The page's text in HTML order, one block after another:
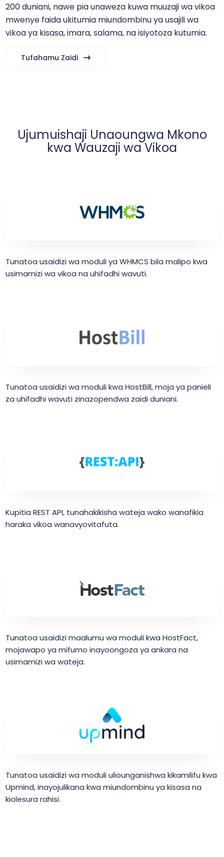
200 duniani, nawe pia unaweza kuwa muuzaji wa vikoa
mwenye faida ukitumia miundombinu ya usajili wa
vikoa ya kisasa, imara, salama, na isiyotoza kutumia.
Tufahamu Zaidi
Ujumuishaji Unaoungwa Mkono
kwa Wauzaji wa Vikoa
Tunatoa usaidizi wa moduli ya WHMCS bila malipo kwa
usimamizi wa vikoa na uhifadhi wavuti.
Tunatoa usaidizi wa moduli kwa HostBill, moja ya panieli
za uhifadhi wavuti zinazopendwa zaidi duniani.
Kupitia REST API, tunahakikisha wateja wako wanafikia
haraka vikoa wanavyovitafuta.
Tunatoa usaidizi maalumu wa moduli kwa HostFact,
mojawapo ya mifumo inayoongoza ya ankara na
usimamizi wa wateja.
Tunatoa usaidizi wa moduli uliounganishwa kikamilifu kwa
Upmind, inayojulikana kwa miundombinu ya kisasa na
kiolesura rahisi.